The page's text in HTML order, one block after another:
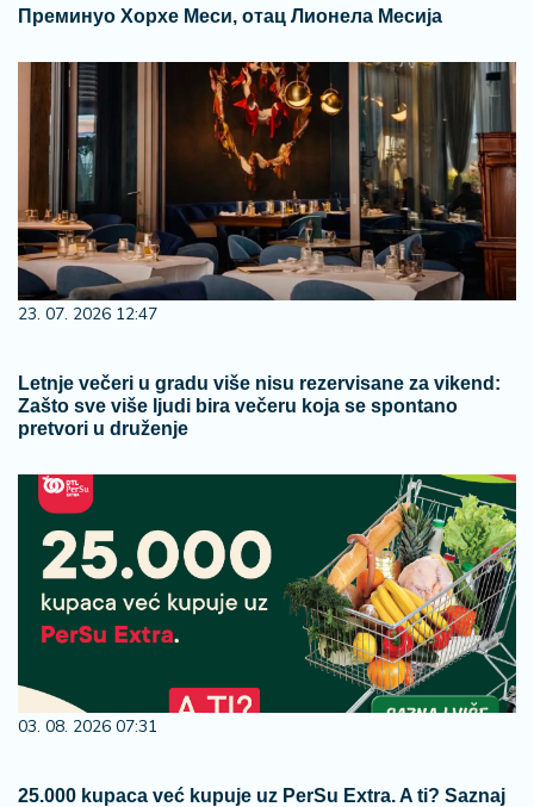
Преминуо Хорхе Меси, отац Лионела Месија
23. 07. 2026 12:47
Letnje večeri u gradu više nisu rezervisane za vikend:
Zašto sve više ljudi bira večeru koja se spontano
pretvori u druženje
03. 08. 2026 07:31
25.000 kupaca već kupuje uz PerSu Extra. A ti? Saznaj